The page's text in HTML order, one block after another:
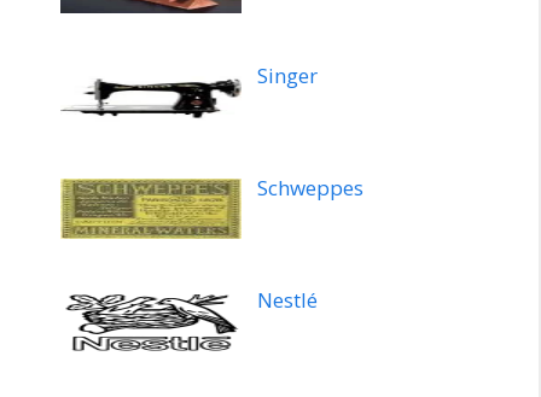
Singer
Schweppes
Nestlé